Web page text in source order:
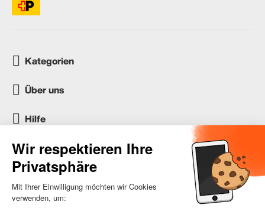
Kategorien
Über uns
Hilfe
Kundenservice
occasion.migros.mobile@recommerce.com
Montag-Freitag 08:00-17:00